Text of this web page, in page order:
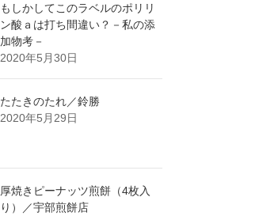
もしかしてこのラベルのポリリ
ン酸ａは打ち間違い？－私の添
加物考－
2020年5月30日
たたきのたれ／鈴勝
2020年5月29日
厚焼きピーナッツ煎餅（4枚入
り）／宇部煎餅店